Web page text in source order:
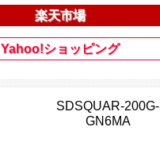
楽天市場
Yahoo!ショッピング
SDSQUAR-200G-
GN6MA